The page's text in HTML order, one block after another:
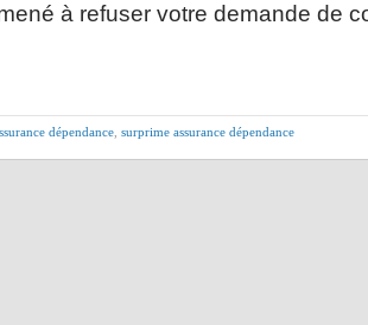
à refuser votre demande de
dépendance surprime assurance dépendance